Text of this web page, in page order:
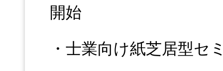
開始
・士業向け紙芝居型セ